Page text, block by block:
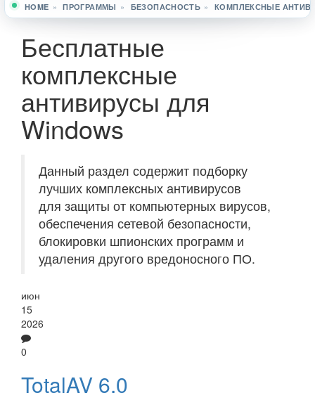
Вы здесь
HOME » ПРОГРАММЫ » БЕЗОПАСНОСТЬ » КОМПЛЕКСНЫЕ
Бесплатные
комплексные
антивирусы для
Windows
Данный раздел содержит подборку
лучших комплексных антивирусов
для защиты от компьютерных вирусов,
обеспечения сетевой безопасности,
блокировки шпионских программ и
удаления другого вредоносного ПО.
июн
15
2026
0
TotalAV 6.0